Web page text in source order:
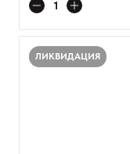
ЛИКВИДАЦИЯ